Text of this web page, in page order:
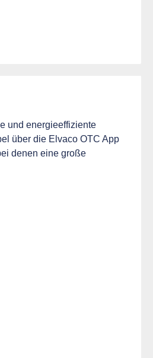
und energieeffiziente
über die Elvaco OTC App
denen eine große